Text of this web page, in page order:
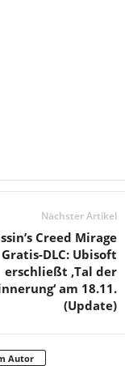
Nächster Artikel
Creed Mirage
Gratis-DLC: Ubisoft
erschließt ‚Tal der
am 18.11.
(Update)
Autor